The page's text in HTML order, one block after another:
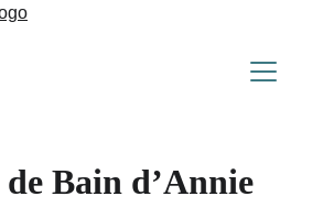
Bain d’Annie